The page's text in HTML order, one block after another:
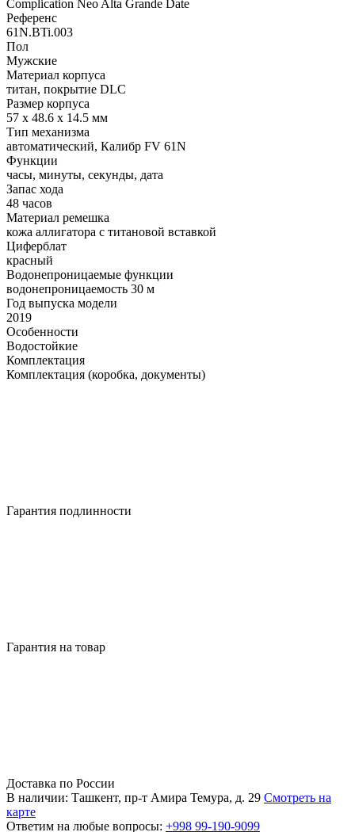
Complication Neo Alta Grande Date
Референс
61N.BTi.003
Пол
Мужские
Материал корпуса
титан, покрытие DLC
Размер корпуса
57 x 48.6 х 14.5 мм
Тип механизма
автоматический, Калибр FV 61N
Функции
часы, минуты, секунды, дата
Запас хода
48 часов
Материал ремешка
кожа аллигатора с титановой вставкой
Циферблат
красный
Водонепроницаемые функции
водонепроницаемость 30 м
Год выпуска модели
2019
Особенности
Водостойкие
Комплектация
Комплектация (коробка, документы)
Гарантия подлинности
Гарантия на товар
Доставка по России
В наличии: Ташкент, пр-т Амира Темура, д. 29 Смотреть на
карте
Ответим на любые вопросы: +998 99-190-9099